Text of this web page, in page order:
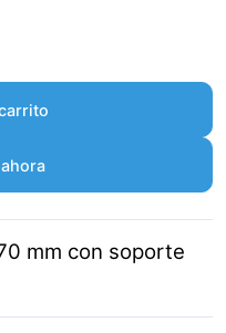
mm con soporte